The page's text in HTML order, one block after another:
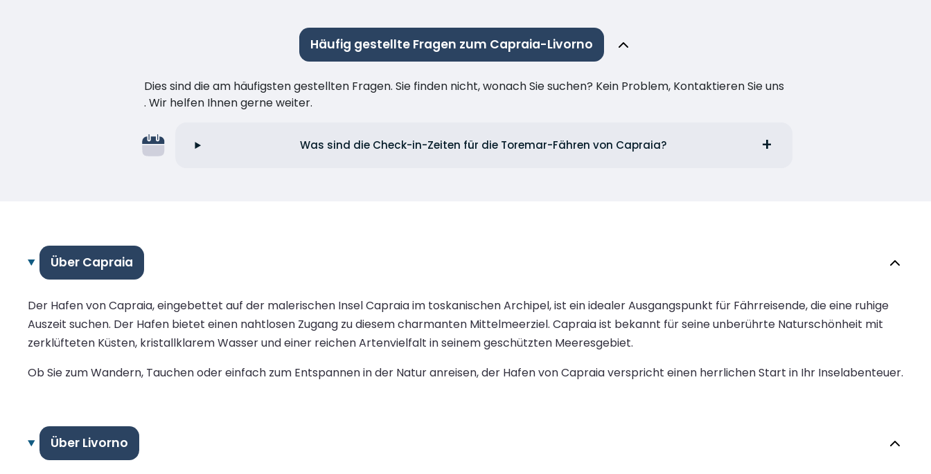
Häufig gestellte Fragen zum Capraia-Livorno
Dies sind die am häufigsten gestellten Fragen. Sie finden nicht, wonach Sie suchen? Kein Problem, Kontaktieren Sie uns
. Wir helfen Ihnen gerne weiter.
Was sind die Check-in-Zeiten für die Toremar-Fähren von Capraia?
Über Capraia
Der Hafen von Capraia, eingebettet auf der malerischen Insel Capraia im toskanischen Archipel, ist ein idealer Ausgangspunkt für Fährreisende, die eine ruhige
Auszeit suchen. Der Hafen bietet einen nahtlosen Zugang zu diesem charmanten Mittelmeerziel. Capraia ist bekannt für seine unberührte Naturschönheit mit
zerklüfteten Küsten, kristallklarem Wasser und einer reichen Artenvielfalt in seinem geschützten Meeresgebiet.
Ob Sie zum Wandern, Tauchen oder einfach zum Entspannen in der Natur anreisen, der Hafen von Capraia verspricht einen herrlichen Start in Ihr Inselabenteuer.
Über Livorno